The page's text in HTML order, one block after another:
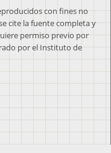
con fines no
cite la fuente completa y
permiso previo por
por el Instituto de